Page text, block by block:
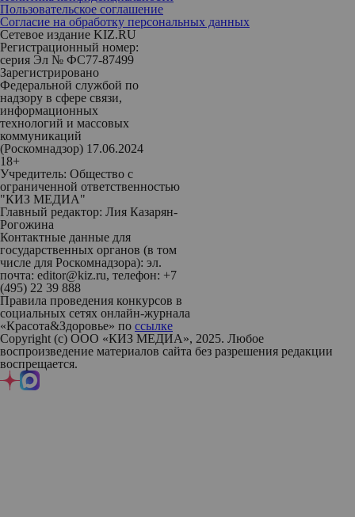
Пользовательское соглашение
Согласие на обработку персональных данных
Сетевое издание KIZ.RU
Регистрационный номер:
серия Эл № ФС77-87499
Зарегистрировано
Федеральной службой по
надзору в сфере связи,
информационных
технологий и массовых
коммуникаций
(Роскомнадзор) 17.06.2024
18+
Учредитель: Общество с
ограниченной ответственностью
"КИЗ МЕДИА"
Главный редактор: Лия Казарян-
Рогожина
Контактные данные для
государственных органов (в том
числе для Роскомнадзора): эл.
почта: editor@kiz.ru, телефон: +7
(495) 22 39 888
Правила проведения конкурсов в
социальных сетях онлайн-журнала
«Красота&Здоровье» по ссылке
Copyright (с) ООО «КИЗ МЕДИА», 2025. Любое
воспроизведение материалов сайта без разрешения редакции
воспрещается.